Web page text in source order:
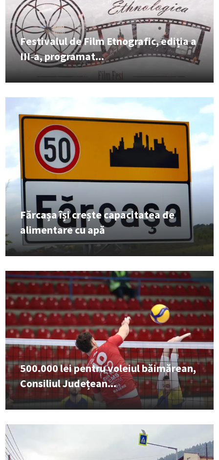
Festivalul de Film Etnografic, ediția a
III‑a, programat...
Fărcașa își crește capacitatea de
alimentare cu apă
500.000 lei pentru voleiul băimărean,
Consiliul Județean...